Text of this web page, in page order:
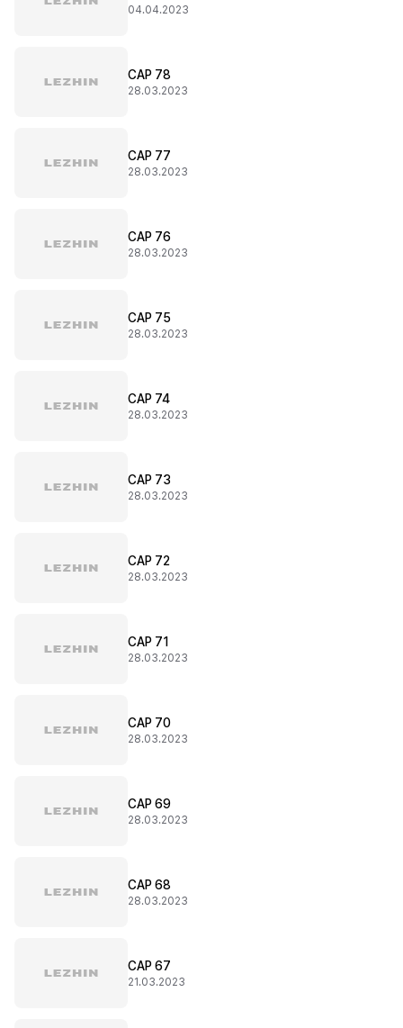
04.04.2023
CAP 78
28.03.2023
CAP 77
28.03.2023
CAP 76
28.03.2023
CAP 75
28.03.2023
CAP 74
28.03.2023
CAP 73
28.03.2023
CAP 72
28.03.2023
CAP 71
28.03.2023
CAP 70
28.03.2023
CAP 69
28.03.2023
CAP 68
28.03.2023
CAP 67
21.03.2023